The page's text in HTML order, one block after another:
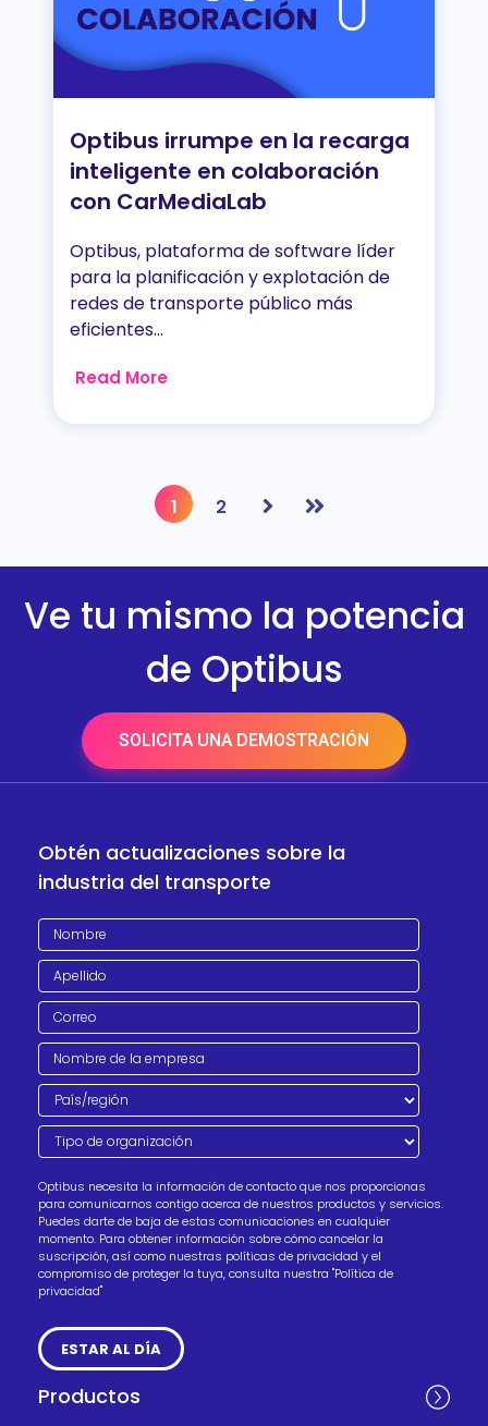
Optibus irrumpe en la recarga
inteligente en colaboración
con CarMediaLab
Optibus, plataforma de software líder
para la planificación y explotación de
redes de transporte público más
eficientes...
Read More
1 2
Ve tu mismo la potencia
de Optibus
SOLICITA UNA DEMOSTRACIÓN
Obtén actualizaciones sobre la
industria del transporte
Optibus necesita la información de contacto que nos proporcionas
para comunicarnos contigo acerca de nuestros productos y servicios.
Puedes darte de baja de estas comunicaciones en cualquier
momento. Para obtener información sobre cómo cancelar la
suscripción, así como nuestras políticas de privacidad y el
compromiso de proteger la tuya, consulta nuestra "Política de
privacidad"
Productos